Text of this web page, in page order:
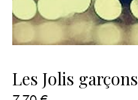
Les Jolis garçons